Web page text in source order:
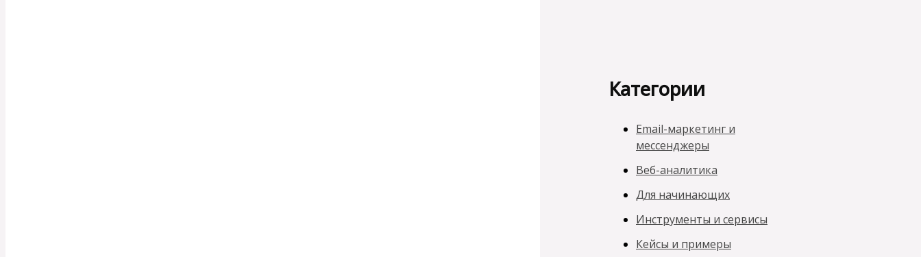
Категории
Email-маркетинг и
мессенджеры
Веб-аналитика
Для начинающих
Инструменты и сервисы
Кейсы и примеры